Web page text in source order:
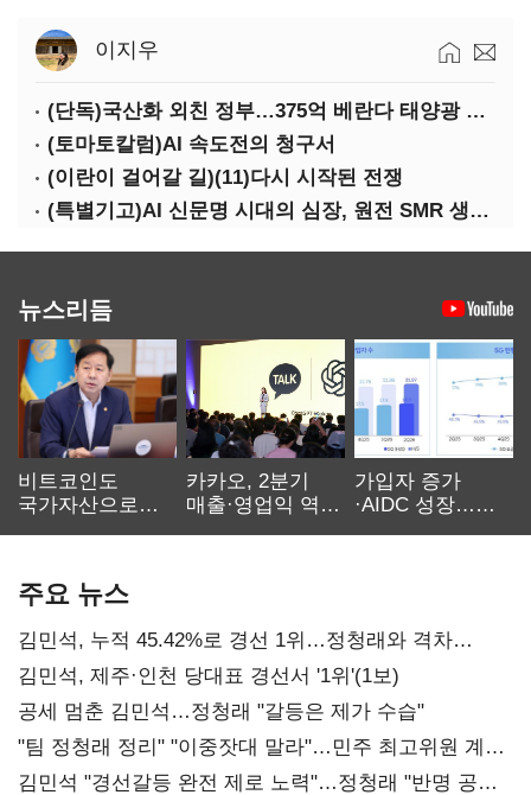
이지우
(단독)국산화 외친 정부…375억 베란다 태양광 사업엔 중국산만 남았다
(토마토칼럼)AI 속도전의 청구서
(이란이 걸어갈 길)(11)다시 시작된 전쟁
(특별기고)AI 신문명 시대의 심장, 원전 SMR 생태계 복원의 마지막 골든타임을 붙잡아라
뉴스리듬
비트코인도
국가자산으로…'
카카오, 2분기
매출·영업익 역대
가입자 증가
·AIDC 성장…
주요 뉴스
김민석, 누적 45.42%로 경선 1위…정청래와 격차
0.86%p(2보)
김민석, 제주·인천 당대표 경선서 '1위'(1보)
공세 멈춘 김민석…정청래 "갈등은 제가 수습"
"팀 정청래 정리" "이중잣대 말라"…민주 최고위원 계파
다툼 격화
김민석 "경선갈등 완전 제로 노력"…정청래 "반명 공세